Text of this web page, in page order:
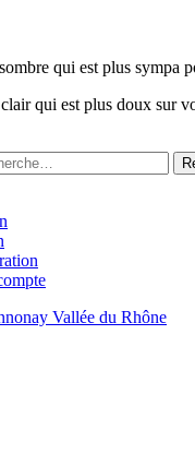
qui est plus sympa
clair qui est plus doux sur